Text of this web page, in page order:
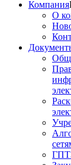
Компания
О